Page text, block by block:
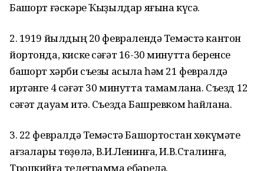
Башҡорт ғәскәре Ҡыҙылдар яғына күсә.
2. 1919 йылдың 20 февралендә Темәстә кантон
йортонда, киске сәғәт 16-30 минутта беренсе
башҡорт хәрби съезы асыла һәм 21 февралдә
иртәнге 4 сәғәт 30 минутта тамамлана. Съезд 12
сәғәт дауам итә. Съезда Башревком һайлана.
3. 22 февралдә Темәстә Башҡортостан хөкүмәте
ағзалары төҙөлә, В.И.Ленинға, И.В.Сталинға,
Троцкийға телеграмма ебәрелә.